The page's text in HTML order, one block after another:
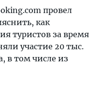
провел
как
туристов за время
участие 20 тыс.
в том числе из